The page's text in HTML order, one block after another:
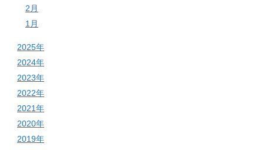
2月
1月
2025年
2024年
2023年
2022年
2021年
2020年
2019年